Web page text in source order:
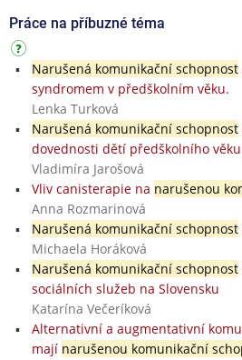
Práce na příbuzné téma
Narušená komunikační schopnost
syndromem v předškolním věku.
Lenka Turková
Narušená komunikační schopnost
dovednosti dětí předškolního věku
Vladimíra Jarošová
Vliv canisterapie na narušenou
Anna Rozmarinová
Narušená komunikační schopnost
Michaela Horáková
Narušená komunikační schopnost
sociálních služeb na Slovensku
Katarína Večeríková
Alternativní a augmentativní
mají narušenou komunikační